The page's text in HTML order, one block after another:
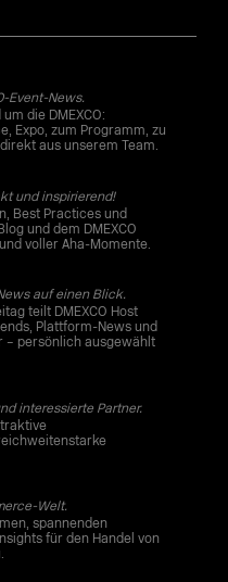
Event-News.
die DMEXCO:
Expo, zum Programm, zu
aus unserem Team.
und inspirierend!
Best Practices und
und dem DMEXCO
voller Aha-Momente.
auf einen Blick.
teilt DMEXCO Host
Plattform-News und
– persönlich ausgewählt
interessierte Partner.
Welt.
spannenden
für den Handel von